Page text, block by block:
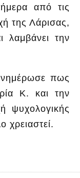
από τις
της Λάρισας,
λαμβάνει την
πως
Κ. και την
ψυχολογικής
χρειαστεί.